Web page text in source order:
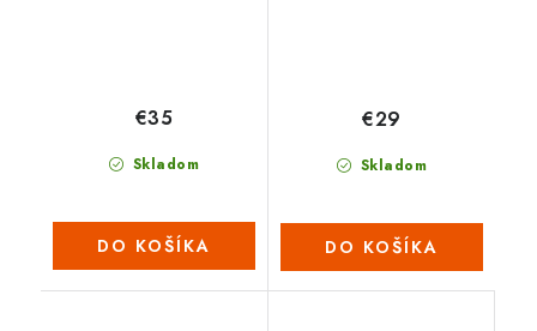
Skladom
€35
DO KOŠÍKA
Skladom
€29
DO KOŠÍKA